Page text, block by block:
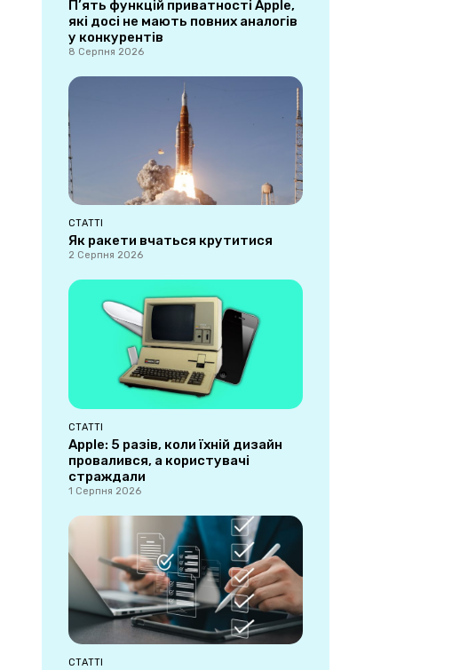
П’ять функцій приватності Apple,
які досі не мають повних аналогів
у конкурентів
8 Серпня 2026
СТАТТІ
Як ракети вчаться крутитися
2 Серпня 2026
СТАТТІ
Apple: 5 разів, коли їхній дизайн
провалився, а користувачі
страждали
1 Серпня 2026
СТАТТІ